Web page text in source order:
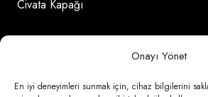
Onayı Yönet
En iyi deneyimleri sunmak için, cihaz bilgilerini
Civata Kapağı
İletişim Detayları